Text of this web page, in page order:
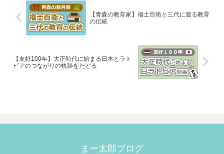
【青森の教育家】福士百衛と三代に渡る教育
の伝統
【友好100年】大正時代に始まる日本とラト
ビアのつながりの軌跡をたどる
まー太郎ブログ